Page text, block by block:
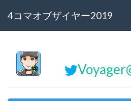
4コマオブザイヤー2019